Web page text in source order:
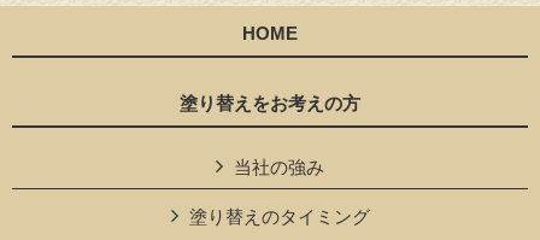
HOME
塗り替えをお考えの方
当社の強み
塗り替えのタイミング